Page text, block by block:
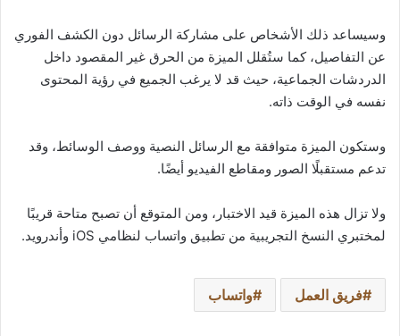
وسيساعد ذلك الأشخاص على مشاركة الرسائل دون الكشف الفوري
عن التفاصيل، كما ستُقلل الميزة من الحرق غير المقصود داخل
الدردشات الجماعية، حيث قد لا يرغب الجميع في رؤية المحتوى
نفسه في الوقت ذاته.
وستكون الميزة متوافقة مع الرسائل النصية ووصف الوسائط، وقد
تدعم مستقبلًا الصور ومقاطع الفيديو أيضًا.
ولا تزال هذه الميزة قيد الاختبار، ومن المتوقع أن تصبح متاحة قريبًا
لمختبري النسخ التجريبية من تطبيق واتساب لنظامي iOS وأندرويد.
فريق العمل واتساب